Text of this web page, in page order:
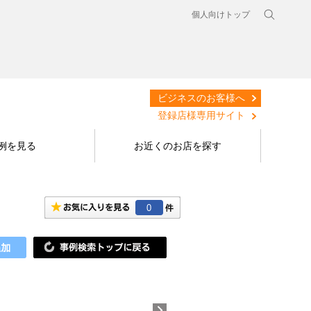
個人向けトップ
ビジネスのお客様へ
登録店様専用サイト
を見る お近くのお店を探す
0